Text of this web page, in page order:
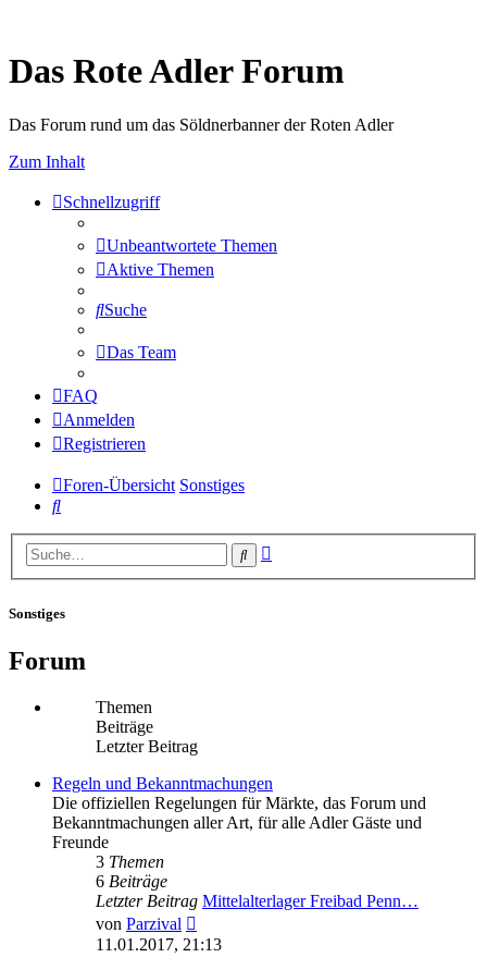
Das Rote Adler Forum
Das Forum rund um das Söldnerbanner der Roten Adler
Zum Inhalt
Schnellzugriff
Unbeantwortete Themen
Aktive Themen
Suche
Das Team
FAQ
Anmelden
Registrieren
Foren-Übersicht Sonstiges
Suche
Suche
Sonstiges
Forum
Themen
Beiträge
Letzter Beitrag
Regeln und Bekanntmachungen
Die offiziellen Regelungen für Märkte, das Forum und
Bekanntmachungen aller Art, für alle Adler Gäste und
Freunde
3 Themen
6 Beiträge
Letzter Beitrag Mittelalterlager Freibad Penn…
von Parzival
Beitrag
11.01.2017, 21:13